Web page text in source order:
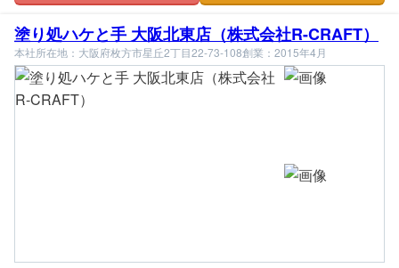
塗り処ハケと手 大阪北東店（株式会社R-CRAFT）
本社所在地：大阪府枚方市星丘2丁目22-73-108創業：2015年4月